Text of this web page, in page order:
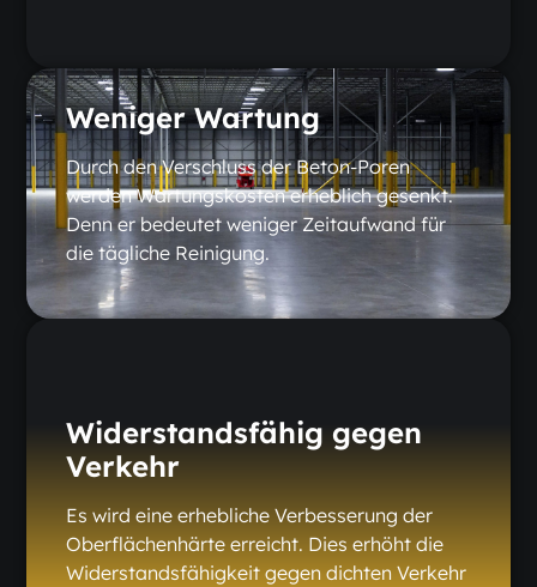
Weniger Wartung
Durch den Verschluss der Beton-Poren
werden Wartungskosten erheblich gesenkt.
Denn er bedeutet weniger Zeitaufwand für
die tägliche Reinigung.
Widerstandsfähig gegen
Verkehr
Es wird eine erhebliche Verbesserung der
Oberflächenhärte erreicht. Dies erhöht die
Widerstandsfähigkeit gegen dichten Verkehr